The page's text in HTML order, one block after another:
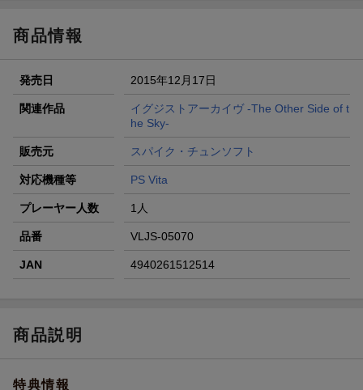
進呈
エントリー＆条件達成で『鬼滅の刃』オリジナルきんちゃく
袋が当たる！
【楽天24】日用品の楽天24と楽天ブックス買いまわりでク
ーポン★
商品情報
発売日 2015年12月17日
関連作品
イグジストアーカイヴ -The Other Side of t
he Sky-
販売元 スパイク・チュンソフト
対応機種等 PS Vita
プレーヤー人数 1人
品番 VLJS-05070
JAN 4940261512514
商品説明
特典情報